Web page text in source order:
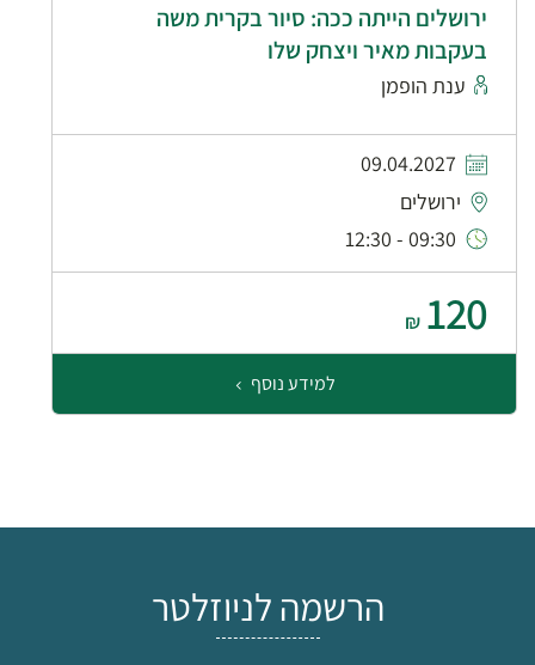
ירושלים הייתה ככה: סיור בקרית משה
בעקבות מאיר ויצחק שלו
ענת הופמן
09.04.2027
ירושלים
09:30 - 12:30
120
₪
למידע נוסף
הרשמה לניוזלטר